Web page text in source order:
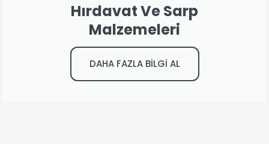
Hırdavat Ve Sarp
Malzemeleri
DAHA FAZLA BİLGİ AL